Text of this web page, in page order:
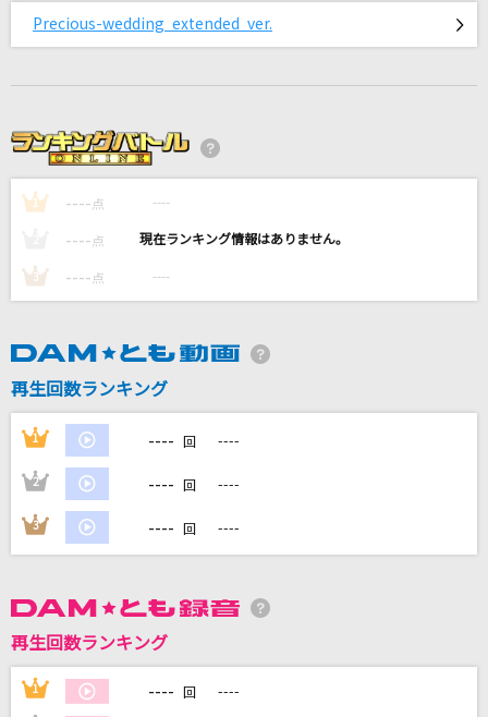
みきとP
あなたの夜が明けるまで
傘村トータ
シャルル
バルーン
川野夏美
僕らまた
SG
DAMに会員登録・ログインして
Precious-wedding extended ver.
1 ---- 点 ----
---- 点 ----
3 ---- 点 ----
再生回数ランキング
1 ---- 回 ----
2 ---- 回 ----
3 ---- 回 ----
再生回数ランキング
1 ---- 回 ----